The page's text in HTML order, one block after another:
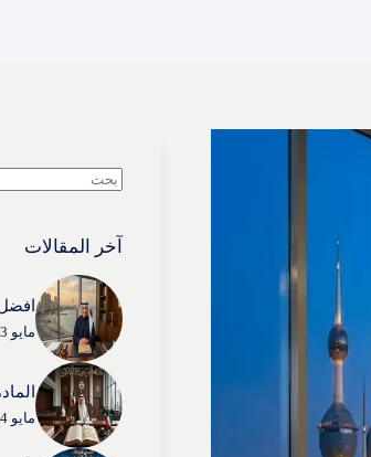
نتائج
آخر المقالات
مايو 3, 2026
المادة (54) من قانون
مايو 4, 2026